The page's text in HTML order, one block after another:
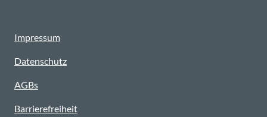
Impressum
Datenschutz
AGBs
Barrierefreiheit